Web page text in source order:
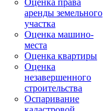
Оценка права
аренды земельного
участка
Оценка машино-
места
Оценка квартиры
Оценка
незавершенного
строительства
Оспаривание